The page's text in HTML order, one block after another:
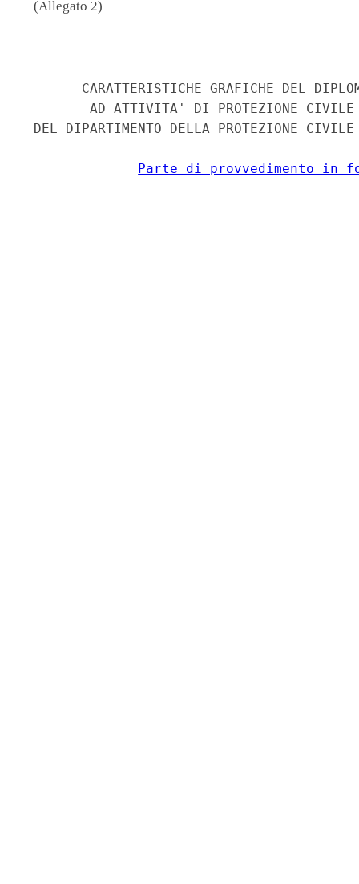
(Allegato 2)
CARATTERISTICHE GRAFICHE DEL
AD ATTIVITA' DI PROTEZIONE
DEL DIPARTIMENTO DELLA PROTEZIONE CIVILE
Parte di provvedimento in